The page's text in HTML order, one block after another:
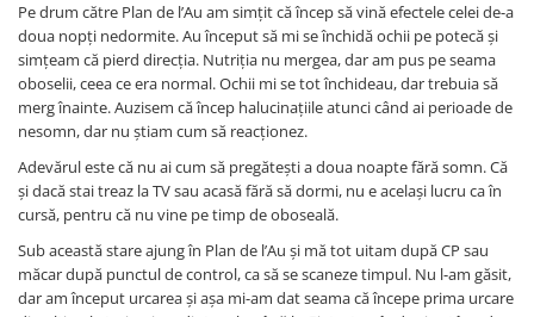
Pe drum către Plan de l’Au am simțit că încep să vină efectele celei de-a
doua nopți nedormite. Au început să mi se închidă ochii pe potecă și
simțeam că pierd direcția. Nutriția nu mergea, dar am pus pe seama
oboselii, ceea ce era normal. Ochii mi se tot închideau, dar trebuia să
merg înainte. Auzisem că încep halucinațiile atunci când ai perioade de
nesomn, dar nu știam cum să reacționez.
Adevărul este că nu ai cum să pregătești a doua noapte fără somn. Că
și dacă stai treaz la TV sau acasă fără să dormi, nu e același lucru ca în
cursă, pentru că nu vine pe timp de oboseală.
Sub această stare ajung în Plan de l’Au și mă tot uitam după CP sau
măcar după punctul de control, ca să se scaneze timpul. Nu l-am găsit,
dar am început urcarea și așa mi-am dat seama că începe prima urcare